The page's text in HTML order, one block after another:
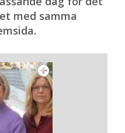
med samma